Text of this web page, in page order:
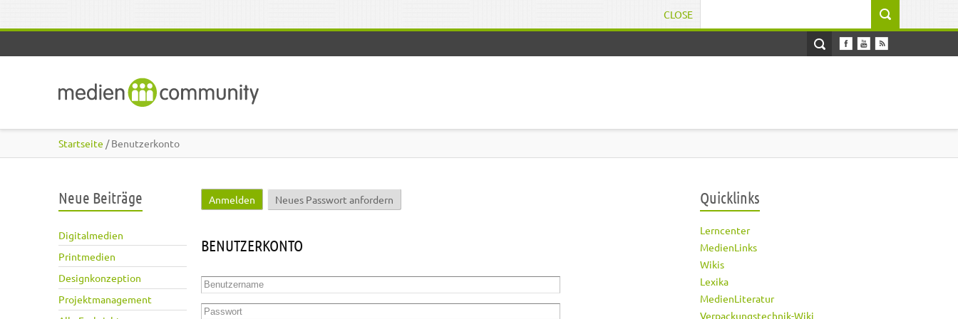
CLOSE
Startseite / Benutzerkonto
Neue Beiträge
Digitalmedien
Printmedien
Designkonzeption
Projektmanagement
Haupt-Reiter
Anmelden (aktiver Reiter)
Neues Passwort anfordern
BENUTZERKONTO
Benutzername
Passwort
Quicklinks
Lerncenter
MedienLinks
Wikis
Lexika
MedienLiteratur
Verpackungstechnik-Wiki